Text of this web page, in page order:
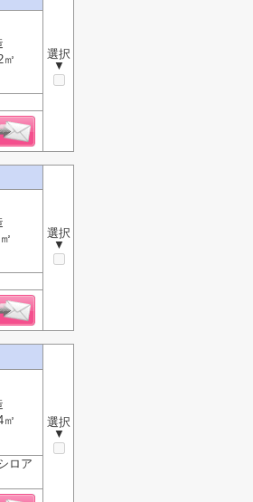
選択
▼
㎡
選択
▼
選択
▼
㎡
ロア